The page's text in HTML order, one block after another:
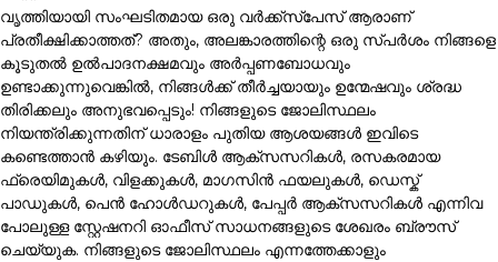
വൃത്തിയായി സംഘടിതമായ ഒരു വർക്ക്സ്പേസ് ആരാണ്
പ്രതീക്ഷിക്കാത്തത്? അതും, അലങ്കാരത്തിന്റെ ഒരു സ്പർശം നിങ്ങളെ
കൂടുതൽ ഉൽപാദനക്ഷമവും അർപ്പണബോധവും
ഉണ്ടാക്കുന്നുവെങ്കിൽ, നിങ്ങൾക്ക് തീർച്ചയായും ഉന്മേഷവും ശ്രദ്ധ
തിരിക്കലും അനുഭവപ്പെടും! നിങ്ങളുടെ ജോലിസ്ഥലം
നിയന്ത്രിക്കുന്നതിന് ധാരാളം പുതിയ ആശയങ്ങൾ ഇവിടെ
കണ്ടെത്താൻ കഴിയും. ടേബിൾ ആക്സസറികൾ, രസകരമായ
ഫ്രെയിമുകൾ, വിളക്കുകൾ, മാഗസിൻ ഫയലുകൾ, ഡെസ്ക്
പാഡുകൾ, പെൻ ഹോൾഡറുകൾ, പേപ്പർ ആക്സസറികൾ എന്നിവ
പോലുള്ള സ്റ്റേഷനറി ഓഫീസ് സാധനങ്ങളുടെ ശേഖരം ബ്രൗസ്
ചെയ്യുക. നിങ്ങളുടെ ജോലിസ്ഥലം എന്നത്തേക്കാളും